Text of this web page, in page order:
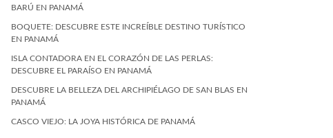
BARÚ EN PANAMÁ
BOQUETE: DESCUBRE ESTE INCREÍBLE DESTINO TURÍSTICO
EN PANAMÁ
ISLA CONTADORA EN EL CORAZÓN DE LAS PERLAS:
DESCUBRE EL PARAÍSO EN PANAMÁ
DESCUBRE LA BELLEZA DEL ARCHIPIÉLAGO DE SAN BLAS EN
PANAMÁ
CASCO VIEJO: LA JOYA HISTÓRICA DE PANAMÁ